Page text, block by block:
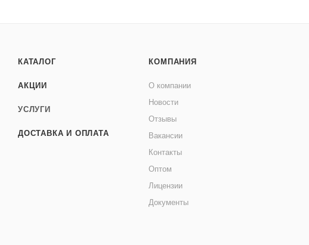
КАТАЛОГ
АКЦИИ
УСЛУГИ
ДОСТАВКА И ОПЛАТА
КОМПАНИЯ
О компании
Новости
Отзывы
Вакансии
Контакты
Оптом
Лицензии
Документы